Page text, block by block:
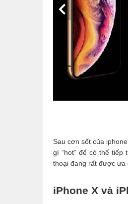
Sau cơn sốt của
gì “hot” để có thể tiếp
thoại đang rất được ưa
iPhone X và